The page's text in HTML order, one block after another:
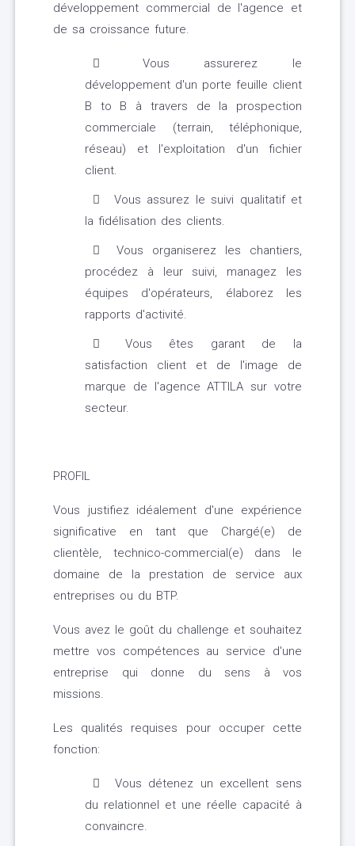
développement commercial de l'agence et
de sa croissance future.
Vous assurerez le
développement d'un porte feuille client
B to B à travers de la prospection
commerciale (terrain, téléphonique,
réseau) et l'exploitation d'un fichier
client.
Vous assurez le suivi qualitatif et
la fidélisation des clients.
Vous organiserez les chantiers,
procédez à leur suivi, managez les
équipes d'opérateurs, élaborez les
rapports d'activité.
Vous êtes garant de la
satisfaction client et de l'image de
marque de l'agence ATTILA sur votre
secteur.
PROFIL
Vous justifiez idéalement d'une expérience
significative en tant que Chargé(e) de
clientèle, technico-commercial(e) dans le
domaine de la prestation de service aux
entreprises ou du BTP.
Vous avez le goût du challenge et souhaitez
mettre vos compétences au service d'une
entreprise qui donne du sens à vos
missions.
Les qualités requises pour occuper cette
fonction:
Vous détenez un excellent sens
du relationnel et une réelle capacité à
convaincre.